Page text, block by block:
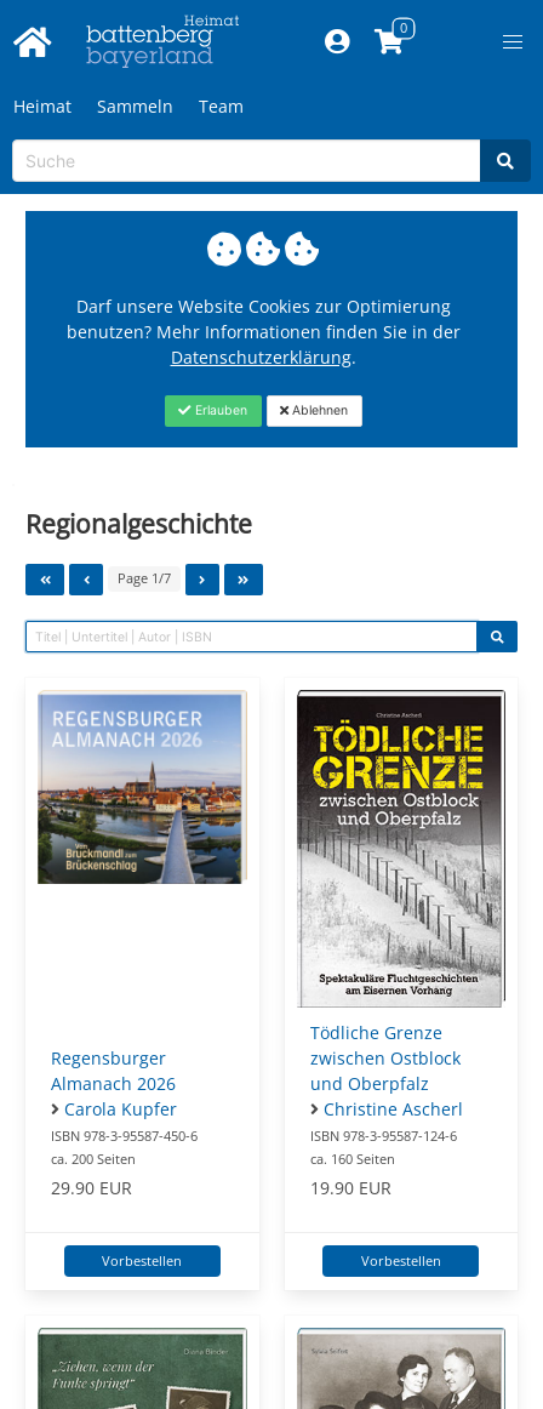
Heimat Sammeln Team
Darf unsere Website Cookies zur Optimierung
benutzen? Mehr Informationen finden Sie in der
Datenschutzerklärung.
Erlauben Ablehnen
Regionalgeschichte
Page 1/7
Regensburger
Almanach 2026
Carola Kupfer
ISBN 978-3-95587-450-6
ca. 200 Seiten
29.90 EUR
Vorbestellen
Tödliche Grenze
zwischen Ostblock
und Oberpfalz
Christine Ascherl
ISBN 978-3-95587-124-6
ca. 160 Seiten
19.90 EUR
Vorbestellen